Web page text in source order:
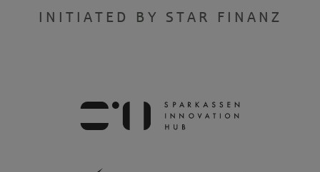
INITIATED BY STAR FINANZ